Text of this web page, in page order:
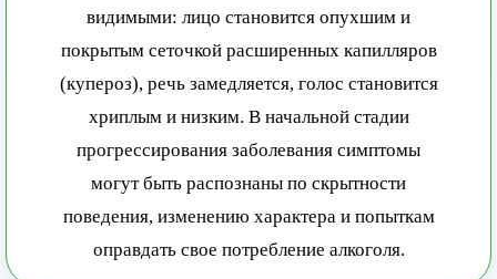
видимыми: лицо становится опухшим и
покрытым сеточкой расширенных капилляров
(купероз), речь замедляется, голос становится
хриплым и низким. В начальной стадии
прогрессирования заболевания симптомы
могут быть распознаны по скрытности
поведения, изменению характера и попыткам
оправдать свое потребление алкоголя.